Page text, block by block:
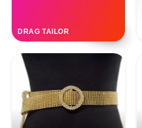
DRAG TAILOR